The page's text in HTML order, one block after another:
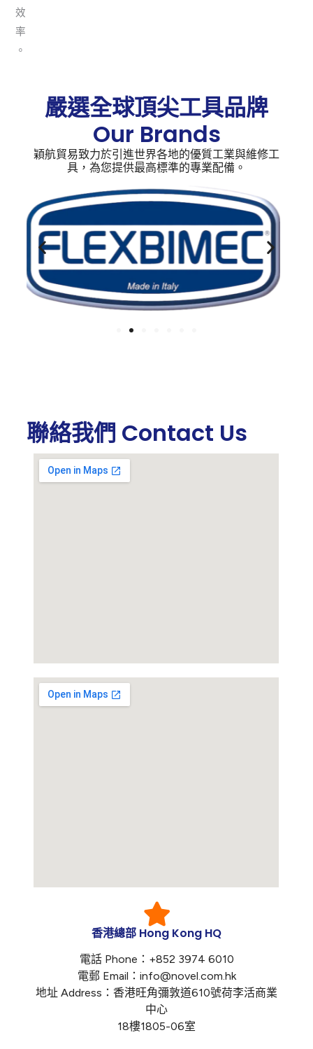
效
率
。
嚴選全球頂尖工具品牌
Our Brands
穎航貿易致力於引進世界各地的優質工業與維修工
具，為您提供最高標準的專業配備。
聯絡我們 Contact Us
香港總部 Hong Kong HQ
電話 Phone：+852 3974 6010
電郵 Email：info@novel.com.hk
地址 Address：香港旺角彌敦道610號荷李活商業
中心
18樓1805-06室